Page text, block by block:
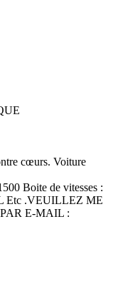
cœurs. Voiture
Boite de vitesses :
Etc .VEUILLEZ ME
E-MAIL :